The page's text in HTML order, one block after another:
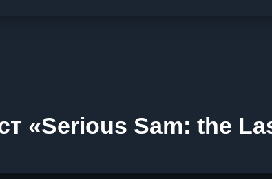
«Serious Sam: the